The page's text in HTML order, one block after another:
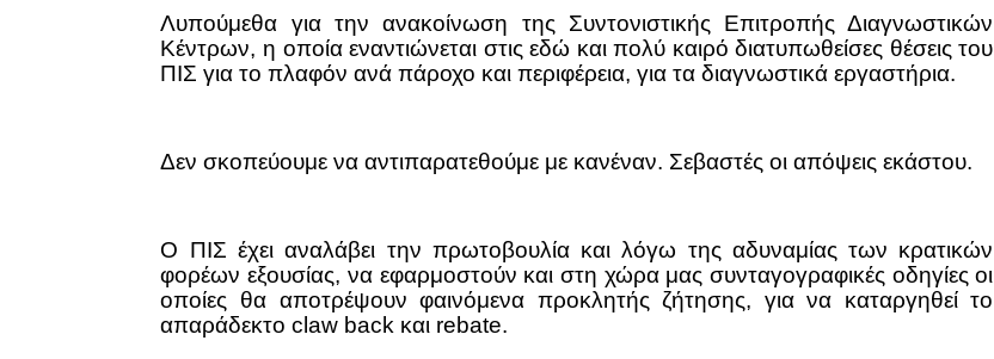
Λυπούμεθα για την ανακοίνωση της Συντονιστικής Επιτροπής Διαγνωστικών
Κέντρων, η οποία εναντιώνεται στις εδώ και πολύ καιρό διατυπωθείσες θέσεις του
ΠΙΣ για το πλαφόν ανά πάροχο και περιφέρεια, για τα διαγνωστικά εργαστήρια.
Δεν σκοπεύουμε να αντιπαρατεθούμε με κανέναν. Σεβαστές οι απόψεις εκάστου.
Ο ΠΙΣ έχει αναλάβει την πρωτοβουλία και λόγω της αδυναμίας των κρατικών
φορέων εξουσίας, να εφαρμοστούν και στη χώρα μας συνταγογραφικές οδηγίες οι
οποίες θα αποτρέψουν φαινόμενα προκλητής ζήτησης, για να καταργηθεί το
απαράδεκτοclaw back και rebate.